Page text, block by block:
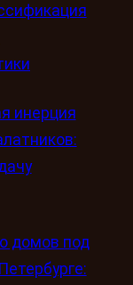
инерция
домов под